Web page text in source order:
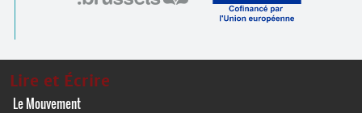
Lire et Écrire
Le Mouvement